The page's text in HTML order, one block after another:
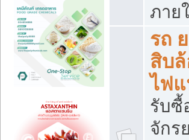
ภาย
รถ
สิบ
ไฟ
รับซื้
จักร